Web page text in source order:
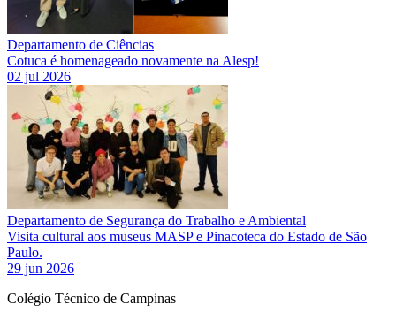
Departamento de Ciências
Cotuca é homenageado novamente na Alesp!
02 jul 2026
Departamento de Segurança do Trabalho e Ambiental
Visita cultural aos museus MASP e Pinacoteca do Estado de São
Paulo.
29 jun 2026
Colégio Técnico de Campinas